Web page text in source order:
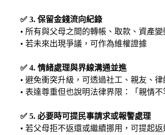
✅ 3. 保留金錢流向紀錄
• 所有與父母之間的轉帳、取款、資產
• 若未來出現爭議，可作為維權證據
✅ 4. 情緒處理與界線溝通並進
• 避免衝突升級，可透過社工、親友、
• 表達尊重但也說明法律界限：「親情不
✅ 5. 必要時可提民事請求或報警處理
• 若父母拒不返還或繼續挪用，可提起